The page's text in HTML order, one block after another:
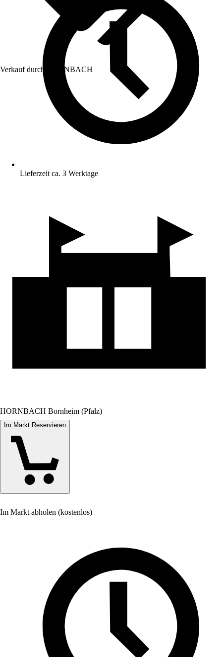
Verkauf durch: HORNBACH
Lieferzeit ca. 3 Werktage
HORNBACH Bornheim (Pfalz)
Im Markt Reservieren
Im Markt abholen (kostenlos)